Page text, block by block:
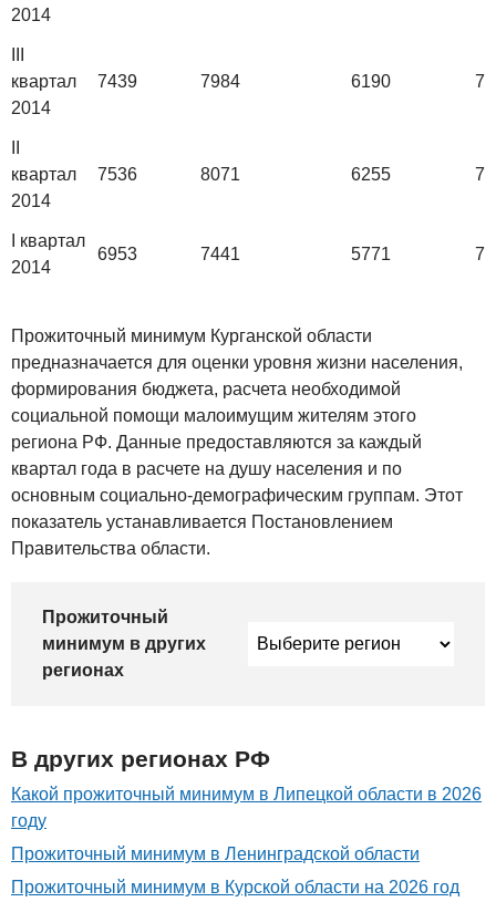
2014
квартал
2014
7439 7984 6190
квартал
2014
7536 8071 6255
I квартал
2014
6953 7441 5771
Прожиточный минимум Курганской области
предназначается для оценки уровня жизни населения,
формирования бюджета, расчета необходимой
социальной помощи малоимущим жителям этого
региона РФ. Данные предоставляются за каждый
квартал года в расчете на душу населения и по
основным социально-демографическим группам. Этот
показатель устанавливается Постановлением
Правительства области.
Прожиточный
минимум в других
регионах
В других регионах РФ
Какой прожиточный минимум в Липецкой области в 2026
году
Прожиточный минимум в Ленинградской области
Прожиточный минимум в Курской области на 2026 год